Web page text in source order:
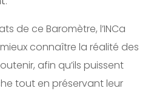
de ce Baromètre, l’INCa
connaître la réalité des
afin qu’ils puissent
tout en préservant leur